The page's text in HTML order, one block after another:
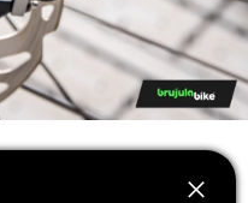
aparece un nuevo
diferente al actual